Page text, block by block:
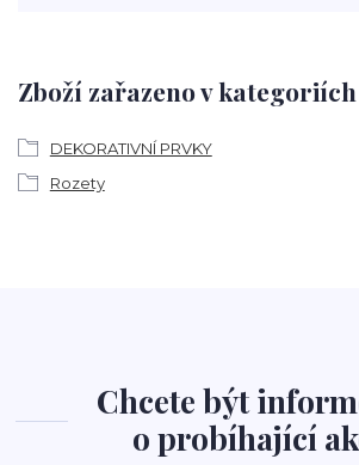
Zboží zařazeno v kategoriích
DEKORATIVNÍ PRVKY
Rozety
Chcete být
o probíhající